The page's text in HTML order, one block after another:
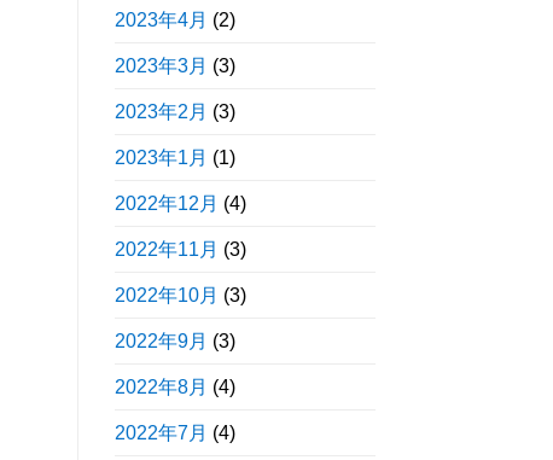
2023年4月 (2)
2023年3月 (3)
2023年2月 (3)
2023年1月 (1)
2022年12月 (4)
2022年11月 (3)
2022年10月 (3)
2022年9月 (3)
2022年8月 (4)
2022年7月 (4)